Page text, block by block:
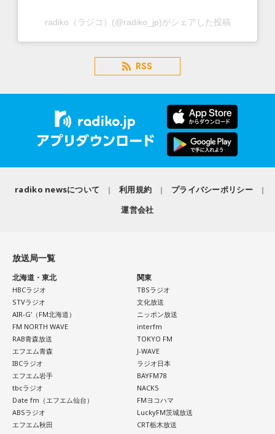
radiko（ラジコ）(@radiko_jp)がシェアした投稿
RSS
radiko newsについて 利用規約
プライバシーポリシー
運営会社
放送局一覧
北海道・東北
HBCラジオ
STVラジオ
AIR-G'（FM北海道）
FM NORTH WAVE
RAB青森放送
エフエム青森
IBCラジオ
エフエム岩手
tbcラジオ
Date fm（エフエム仙台）
ABSラジオ
エフエム秋田
関東
TBSラジオ
文化放送
ニッポン放送
interfm
TOKYO FM
J-WAVE
ラジオ日本
BAYFM78
NACK5
FMヨコハマ
LuckyFM茨城放送
CRT栃木放送